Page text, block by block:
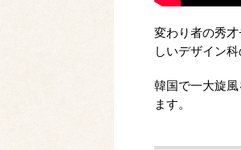
変わり者の秀
しいデザイン
韓国で一大旋
ます。